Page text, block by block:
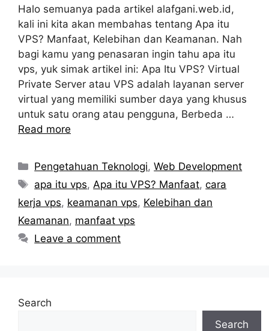
Halo semuanya pada artikel alafgani.web.id,
kali ini kita akan membahas tentang Apa itu
VPS? Manfaat, Kelebihan dan Keamanan. Nah
bagi kamu yang penasaran ingin tahu apa itu
vps, yuk simak artikel ini: Apa Itu VPS? Virtual
Private Server atau VPS adalah layanan server
virtual yang memiliki sumber daya yang khusus
untuk satu orang atau pengguna, Berbeda …
Read more
Categories
Pengetahuan Teknologi,Web Development
Tags
apa itu vps, Apa itu VPS? Manfaat,cara
kerja vps, keamanan vps, Kelebihan dan
Keamanan, manfaat vps
Leave a comment
Search
Search